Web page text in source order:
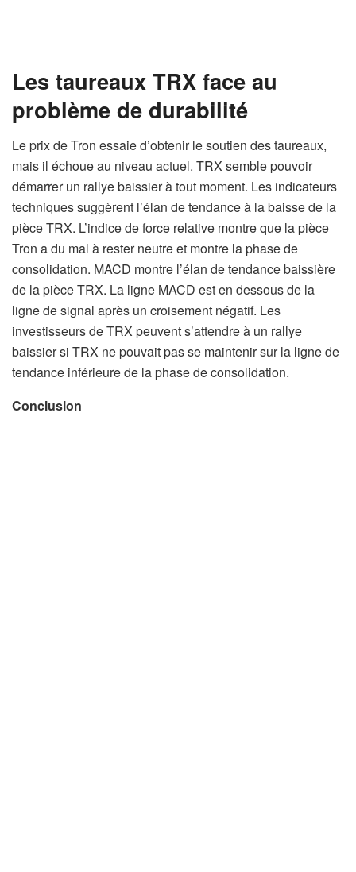
Les taureaux TRX face au
problème de durabilité
Le prix de Tron essaie d’obtenir le soutien des taureaux,
mais il échoue au niveau actuel. TRX semble pouvoir
démarrer un rallye baissier à tout moment. Les indicateurs
techniques suggèrent l’élan de tendance à la baisse de la
pièce TRX. L’indice de force relative montre que la pièce
Tron a du mal à rester neutre et montre la phase de
consolidation. MACD montre l’élan de tendance baissière
de la pièce TRX. La ligne MACD est en dessous de la
ligne de signal après un croisement négatif. Les
investisseurs de TRX peuvent s’attendre à un rallye
baissier si TRX ne pouvait pas se maintenir sur la ligne de
tendance inférieure de la phase de consolidation.
Conclusion